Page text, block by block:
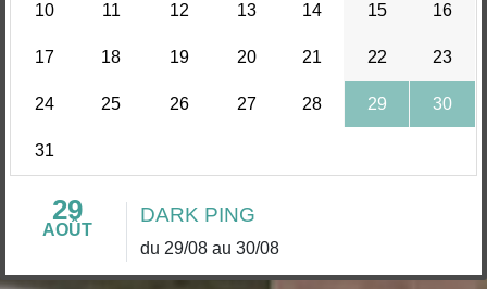
10 11 12 13 14 15 16
17 18 19 20 21 22 23
24 25 26 27 28 29 30
31
29
AOÛT
DARK PING
du 29/08 au 30/08